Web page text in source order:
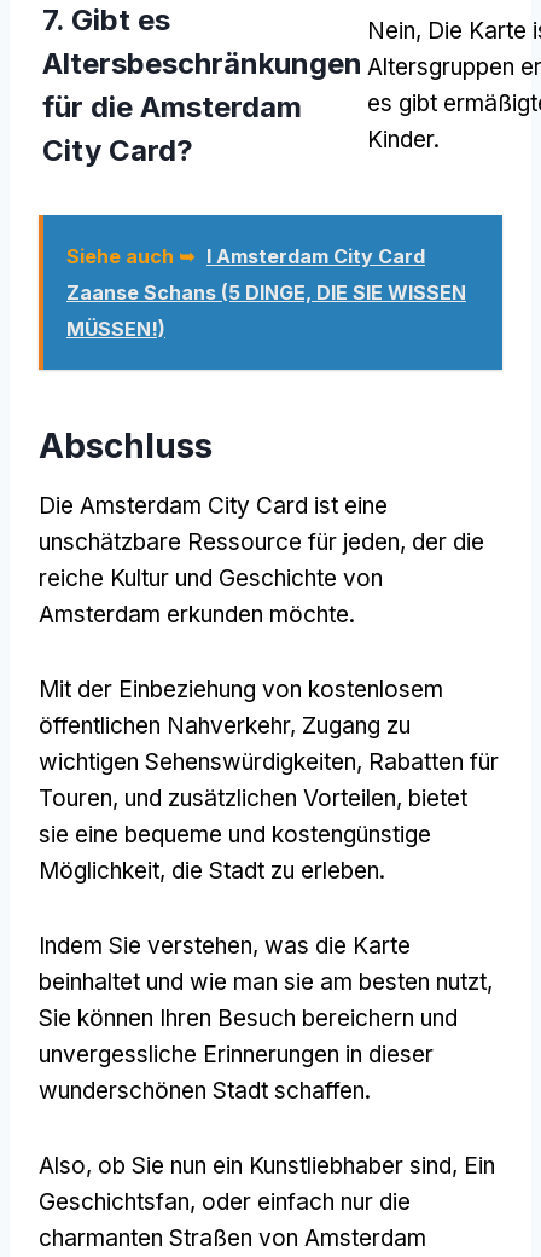
7. Gibt es
Altersbeschränkungen
für die Amsterdam
City Card?
Nein, Die Karte
Altersgruppen
es gibt
Kinder.
Siehe auch ➥ I Amsterdam City Card
Zaanse Schans (5 DINGE, DIE SIE WISSEN
MÜSSEN!)
Abschluss
Die Amsterdam City Card ist eine
unschätzbare Ressource für jeden, der die
reiche Kultur und Geschichte von
Amsterdam erkunden möchte.
Mit der Einbeziehung von kostenlosem
öffentlichen Nahverkehr, Zugang zu
wichtigen Sehenswürdigkeiten, Rabatten für
Touren, und zusätzlichen Vorteilen, bietet
sie eine bequeme und kostengünstige
Möglichkeit, die Stadt zu erleben.
Indem Sie verstehen, was die Karte
beinhaltet und wie man sie am besten nutzt,
Sie können Ihren Besuch bereichern und
unvergessliche Erinnerungen in dieser
wunderschönen Stadt schaffen.
Also, ob Sie nun ein Kunstliebhaber sind, Ein
Geschichtsfan, oder einfach nur die
charmanten Straßen von Amsterdam